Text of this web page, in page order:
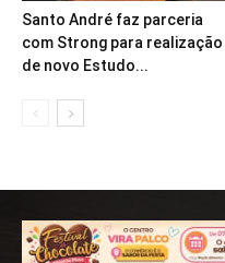
Santo André faz parceria
com Strong para realização
de novo Estudo...